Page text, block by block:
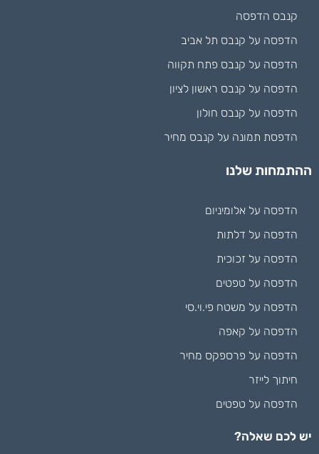
קנבס הדפסה
הדפסה על קנבס תל אביב
הדפסה על קנבס פתח תקווה
הדפסה על קנבס ראשון לציון
הדפסה על קנבס חולון
הדפסת תמונה על קנבס מחיר
ההתמחות שלנו
הדפסה על אלומיניום
הדפסה על דלתות
הדפסה על זכוכית
הדפסה על טפטים
הדפסה על משטח פי.וי.סי
הדפסה על קאפה
הדפסה על פרספקס מחיר
חיתוך לייזר
הדפסה על טפטים
יש לכם שאלה?